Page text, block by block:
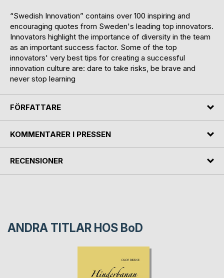
“Swedish Innovation” contains over 100 inspiring and
encouraging quotes from Sweden's leading top innovators.
Innovators highlight the importance of diversity in the team
as an important success factor. Some of the top
innovators' very best tips for creating a successful
innovation culture are: dare to take risks, be brave and
never stop learning
FÖRFATTARE
KOMMENTARER I PRESSEN
RECENSIONER
ANDRA TITLAR HOS BoD